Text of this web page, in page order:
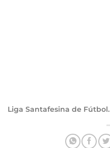
Liga Santafesina de Fútbol.